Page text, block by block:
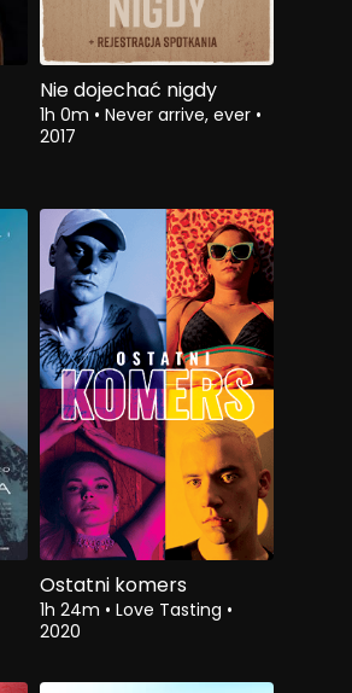
Nie dojechać nigdy
1h 0m • Never arrive, ever •
2017
Ostatni komers
1h 24m • Love Tasting •
2020